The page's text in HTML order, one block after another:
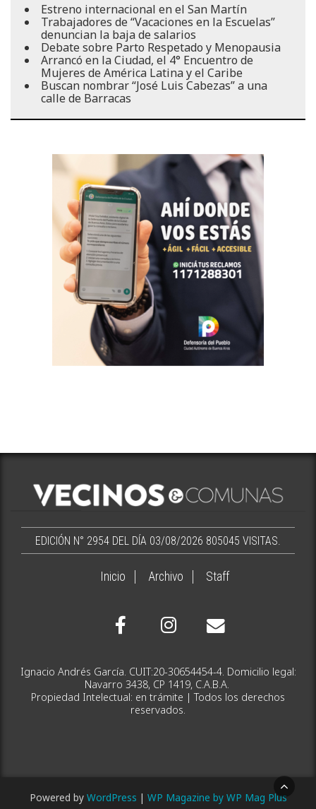
Estreno internacional en el San Martín
Trabajadores de “Vacaciones en la Escuelas”
denuncian la baja de salarios
Debate sobre Parto Respetado y Menopausia
Arrancó en la Ciudad, el 4° Encuentro de
Mujeres de América Latina y el Caribe
Buscan nombrar “José Luis Cabezas” a una
calle de Barracas
EDICIÓN N° 2954 DEL DÍA 03/08/2026 805045 VISITAS.
Inicio Archivo Staff
Ignacio Andrés García. CUIT:20-30654454-4. Domicilio legal:
Navarro 3438, CP 1419, C.A.B.A.
Propiedad Intelectual: en trámite | Todos los derechos
reservados.
Powered by WordPress | WP Magazine by WP Mag Plus